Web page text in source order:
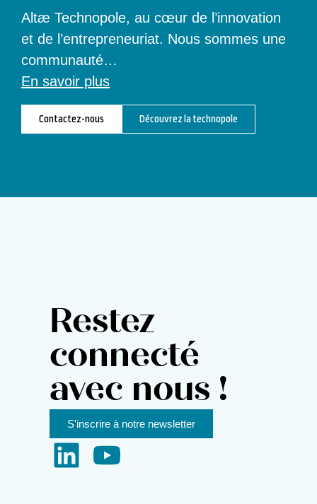
Altæ Technopole, au cœur de l’innovation
et de l’entrepreneuriat. Nous sommes une
communauté…
En savoir plus
Contactez-nous Découvrez la technopole
Restez
connecté
avec nous !
S'inscrire à notre newsletter